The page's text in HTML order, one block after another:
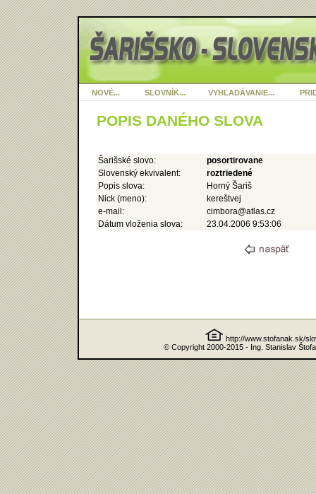
NOVÉ... SLOVNÍK... VYHĽADÁVANIE...
POPIS DANÉHO SLOVA
Šarišské slovo:
posortirovane
Slovenský ekvivalent:
roztriedené
Popis slova:
Horný Šariš
Nick (meno):
kereštvej
e-mail:
cimbora@atlas.cz
Dátum vloženia slova:
23.04.2006 9:53:06
http://www.stofanak.sk/
© Copyright 2000-2015 - Ing. Stanislav